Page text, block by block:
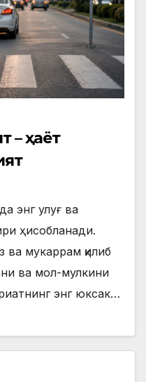
– ҳаёт
энг улуғ ва
ҳисобланади.
ва мукаррам қилиб
ва мол-мулкини
энг юксак…